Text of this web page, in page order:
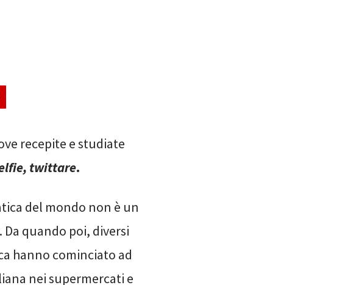
recepite e studiate
twittare.
del mondo non è un
quando poi, diversi
hanno cominciato ad
nei supermercati e